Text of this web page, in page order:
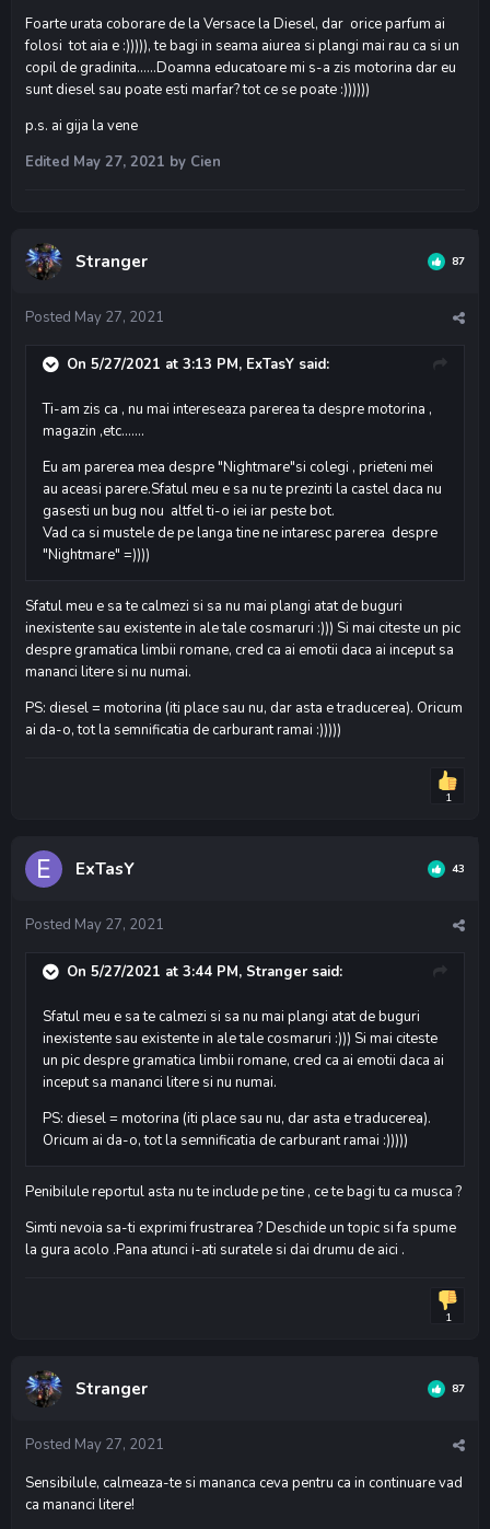
Foarte urata coborare de la Versace la Diesel, dar orice parfum ai
folosi tot aia e :))))), te bagi in seama aiurea si plangi mai rau ca si un
copil de gradinita......Doamna educatoare mi s-a zis motorina dar eu
sunt diesel sau poate esti marfar? tot ce se poate :))))))
p.s. ai gija la vene
Edited May 27, 2021 by Cien
Stranger 87
Posted May 27, 2021
On 5/27/2021 at 3:13 PM, ExTasY said:
Ti-am zis ca , nu mai intereseaza parerea ta despre motorina ,
magazin ,etc.......
Eu am parerea mea despre "Nightmare"si colegi , prieteni mei
au aceasi parere.Sfatul meu e sa nu te prezinti la castel daca nu
gasesti un bug nou altfel ti-o iei iar peste bot.
Vad ca si mustele de pe langa tine ne intaresc parerea despre
"Nightmare" =))))
Sfatul meu e sa te calmezi si sa nu mai plangi atat de buguri
inexistente sau existente in ale tale cosmaruri :))) Si mai citeste un pic
despre gramatica limbii romane, cred ca ai emotii daca ai inceput sa
mananci litere si nu numai.
PS: diesel = motorina (iti place sau nu, dar asta e traducerea). Oricum
ai da-o, tot la semnificatia de carburant ramai :)))))
1
ExTasY 43
Posted May 27, 2021
On 5/27/2021 at 3:44 PM, Strangersaid:
Sfatul meu e sa te calmezi si sa nu mai plangi atat de buguri
inexistente sau existente in ale tale cosmaruri :))) Si mai citeste
un pic despre gramatica limbii romane, cred ca ai emotii daca ai
inceput sa mananci litere si nu numai.
PS: diesel = motorina (iti place sau nu, dar asta e traducerea).
Oricum ai da-o, tot la semnificatia de carburant ramai :)))))
Penibilule reportul asta nu te include pe tine , ce te bagi tu ca musca ?
Simti nevoia sa-ti exprimi frustrarea ? Deschide un topic si fa spume
la gura acolo .Pana atunci i-ati suratele si dai drumu de aici .
1
Stranger 87
Posted May 27, 2021
Sensibilule, calmeaza-te si mananca ceva pentru ca in continuare vad
ca mananci litere!